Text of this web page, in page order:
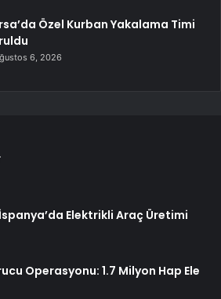
Özel Kurban Yakalama Timi
6, 2026
Elektrikli Araç Üretimi
Operasyonu: 1.7 Milyon Hap Ele